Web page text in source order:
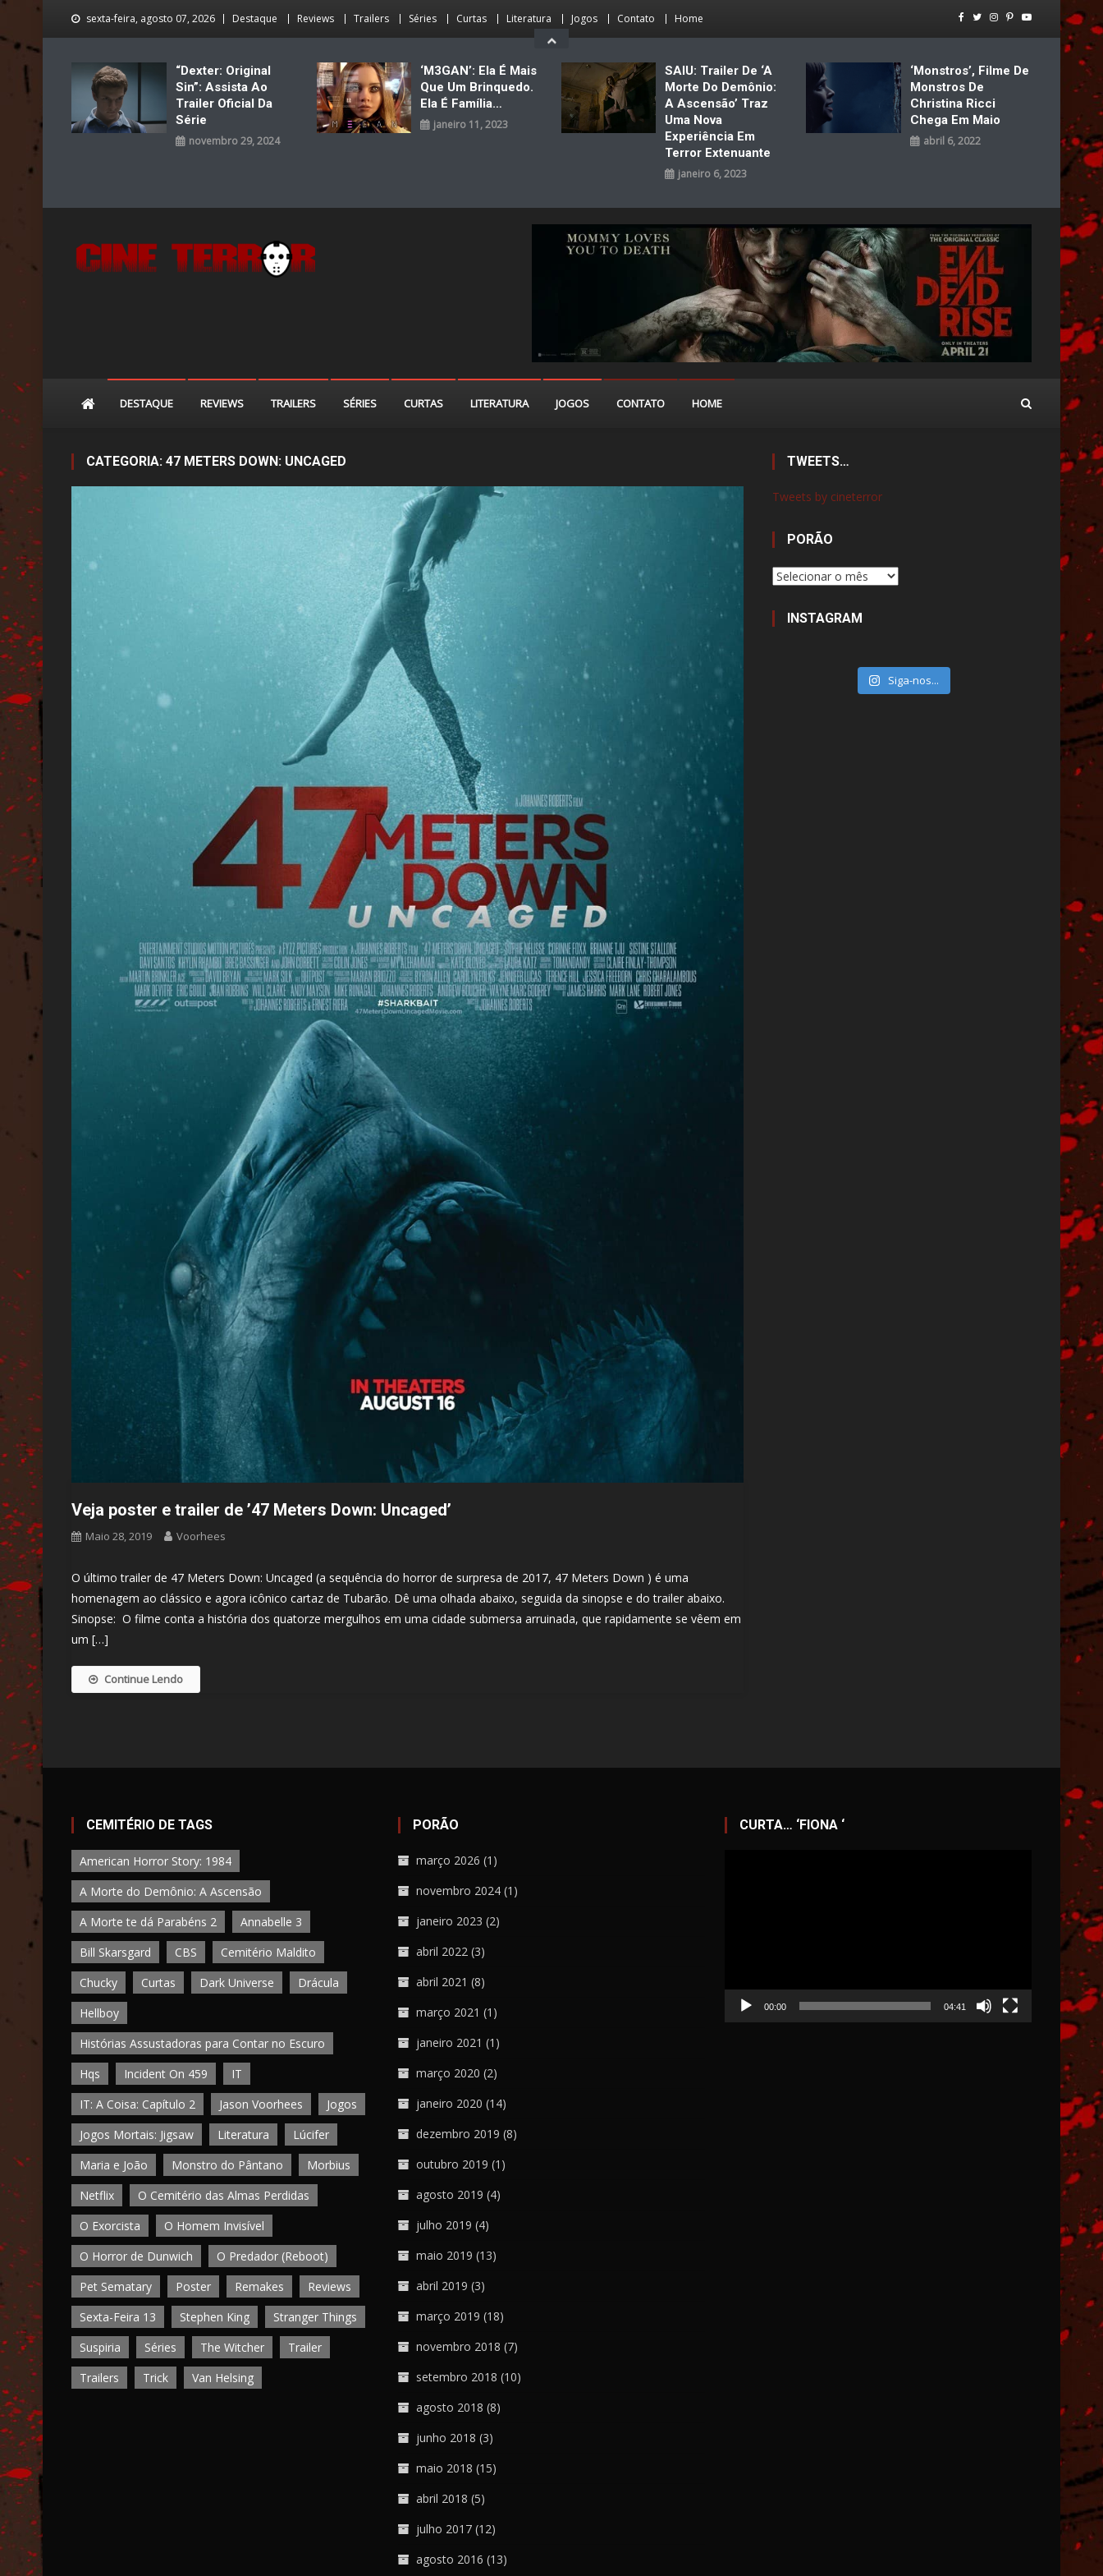
sexta-feira, agosto 07, 2026 Destaque Reviews Trailers Séries Curtas Literatura Jogos Contato Home
“Dexter: Original
Sin”: Assista Ao
Trailer Oficial Da
Série
novembro 29, 2024
‘M3GAN’: Ela É Mais
Que Um Brinquedo.
Ela É Família…
janeiro 11, 2023
SAIU: Trailer De ‘A
Morte Do Demônio:
A Ascensão’ Traz
Uma Nova
Experiência Em
Terror Extenuante
janeiro 6, 2023
‘Monstros’, Filme De
Monstros De
Christina Ricci
Chega Em Maio
abril 6, 2022
DESTAQUE REVIEWS TRAILERS SÉRIES CURTAS LITERATURA JOGOS CONTATO HOME
CATEGORIA: 47 METERS DOWN: UNCAGED
Veja poster e trailer de ’47 Meters Down: Uncaged’
Maio 28, 2019 Voorhees
O último trailer de 47 Meters Down: Uncaged (a sequência do horror de surpresa de 2017, 47 Meters Down ) é uma
homenagem ao clássico e agora icônico cartaz de Tubarão. Dê uma olhada abaixo, seguida da sinopse e do trailer abaixo.
Sinopse: O filme conta a história dos quatorze mergulhos em uma cidade submersa arruinada, que rapidamente se vêem em
um […]
Continue Lendo
TWEETS…
Tweets by cineterror
PORÃO
Porão
INSTAGRAM
Siga-nos...
CEMITÉRIO DE TAGS
American Horror Story: 1984
A Morte do Demônio: A Ascensão
A Morte te dá Parabéns 2
Annabelle 3
Bill Skarsgard
CBS
Cemitério Maldito
Chucky
Curtas Dark Universe
Drácula
Hellboy
Histórias Assustadoras para Contar no Escuro
Hqs
Incident On 459
IT
IT: A Coisa: Capítulo 2
Jason Voorhees
Jogos
Jogos Mortais: Jigsaw
Literatura
Lúcifer
Maria e João
Monstro do Pântano
Morbius
Netflix
O Cemitério das Almas Perdidas
O Exorcista
O Homem Invisível
O Horror de Dunwich
O Predador (Reboot)
Pet Sematary
Poster Remakes
Reviews
Sexta-Feira 13
Stephen King
Stranger Things
Suspiria
Séries The Witcher
Trailer
Trailers
Trick Van Helsing
PORÃO
março 2026 (1)
novembro 2024 (1)
janeiro 2023 (2)
abril 2022 (3)
abril 2021 (8)
março 2021 (1)
janeiro 2021 (1)
março 2020 (2)
janeiro 2020 (14)
dezembro 2019 (8)
outubro 2019 (1)
agosto 2019 (4)
julho 2019 (4)
maio 2019 (13)
abril 2019 (3)
março 2019 (18)
novembro 2018 (7)
setembro 2018 (10)
agosto 2018 (8)
junho 2018 (3)
maio 2018 (15)
abril 2018 (5)
julho 2017 (12)
agosto 2016 (13)
CURTA… ‘FIONA ‘
00:00 04:41